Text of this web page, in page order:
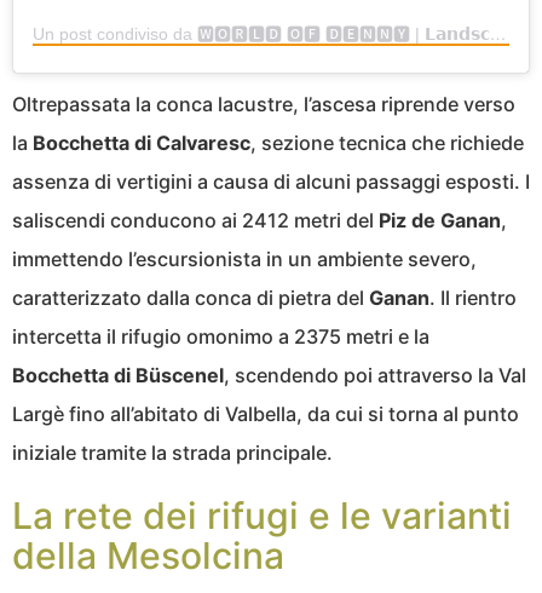
Un post condiviso da 🆆🅾🆁🅻🅳 🅾🅵 🅳🅴🅽🅽🆈 | 𝗟𝗮𝗻𝗱𝘀𝗰𝗮𝗽𝗲 | 𝗣𝗵𝗼𝘁𝗼𝗴𝗿𝗮𝗽𝗵𝘆 (@___worldofdenny___)
Oltrepassata la conca lacustre, l’ascesa riprende verso
la Bocchetta di Calvaresc, sezione tecnica che richiede
assenza di vertigini a causa di alcuni passaggi esposti. I
saliscendi conducono ai 2412 metri del Piz de Ganan,
immettendo l’escursionista in un ambiente severo,
caratterizzato dalla conca di pietra del Ganan. Il rientro
intercetta il rifugio omonimo a 2375 metri e la
Bocchetta di Büscenel, scendendo poi attraverso la Val
Largè fino all’abitato di Valbella, da cui si torna al punto
iniziale tramite la strada principale.
La rete dei rifugi e le varianti
della Mesolcina